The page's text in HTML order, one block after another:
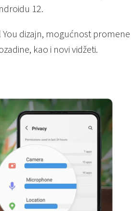
12.
dizajn, mogućnost promene
kao i novi vidžeti.